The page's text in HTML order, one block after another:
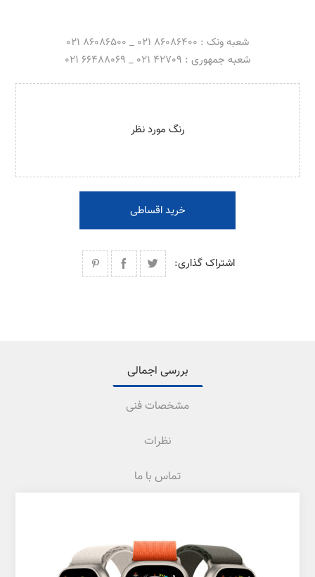
شعبه ونک : 86086400 021 _ 86086500 021
شعبه جمهوری : 42709 021 _ 66488069 021
رنگ مورد نظر
خرید اقساطی
اشتراک گذاری:
بررسی اجمالی
مشخصات فنی
نظرات
تماس با ما